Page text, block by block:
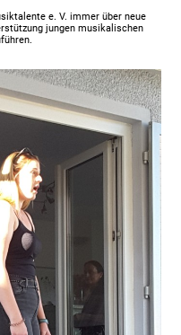
e. V. immer über neue
jungen musikalischen